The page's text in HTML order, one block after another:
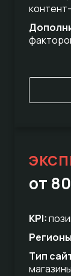
от
KPI:
Тип
магазины